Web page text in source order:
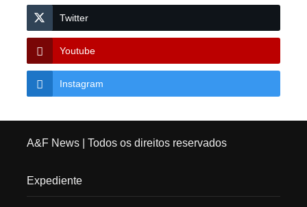
Twitter
Youtube
Instagram
A&F News| Todos os direitos reservados
Expediente